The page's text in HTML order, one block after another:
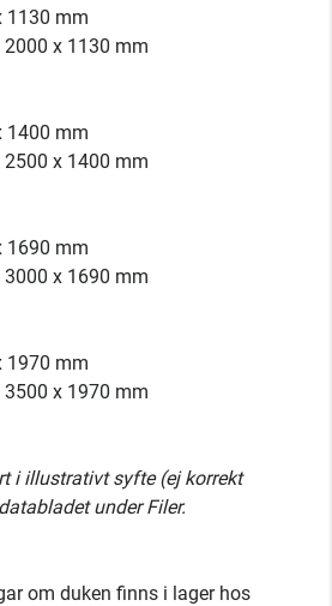
1130 mm
x 1130 mm
1400 mm
x 1400 mm
1690 mm
x 1690 mm
1970 mm
x 1970 mm
i illustrativt syfte (ej korrekt
under Filer.
om duken finns i lager hos